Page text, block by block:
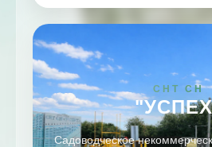
СНТ СН
Садоводческое